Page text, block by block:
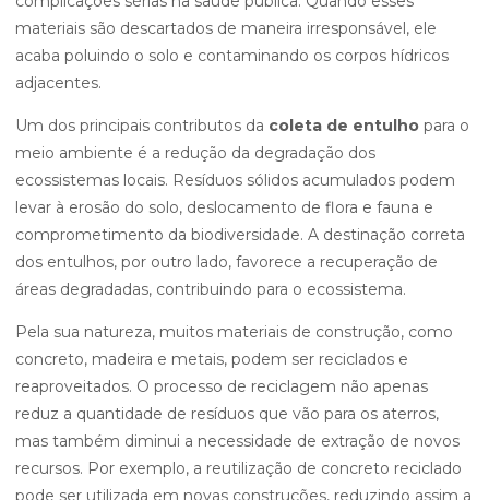
materiais são descartados de maneira irresponsável, ele
acaba poluindo o solo e contaminando os corpos hídricos
adjacentes.
Um dos principais contributos da coleta de entulho para o
meio ambiente é a redução da degradação dos
ecossistemas locais. Resíduos sólidos acumulados podem
levar à erosão do solo, deslocamento de flora e fauna e
comprometimento da biodiversidade. A destinação correta
dos entulhos, por outro lado, favorece a recuperação de
áreas degradadas, contribuindo para o ecossistema.
Pela sua natureza, muitos materiais de construção, como
concreto, madeira e metais, podem ser reciclados e
reaproveitados. O processo de reciclagem não apenas
reduz a quantidade de resíduos que vão para os aterros,
mas também diminui a necessidade de extração de novos
recursos. Por exemplo, a reutilização de concreto reciclado
pode ser utilizada em novas construções, reduzindo assim a